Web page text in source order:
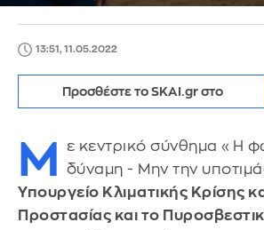
13:51, 11.05.2022
Προσθέστε το SKAI.gr στο
Μ
ε κεντρικό σύνθημα «Η
δύναμη - Μην την
Υπουργείο Κλιματικής Κρίσης
Προστασίας και το